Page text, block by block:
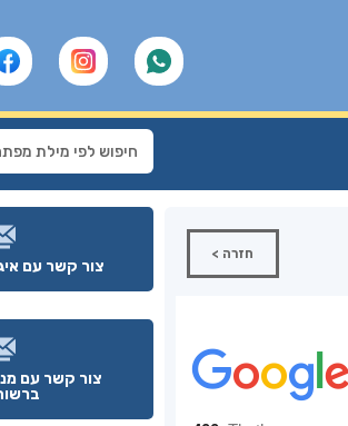
חזרה >
צור קשר עם
צור קשר עם